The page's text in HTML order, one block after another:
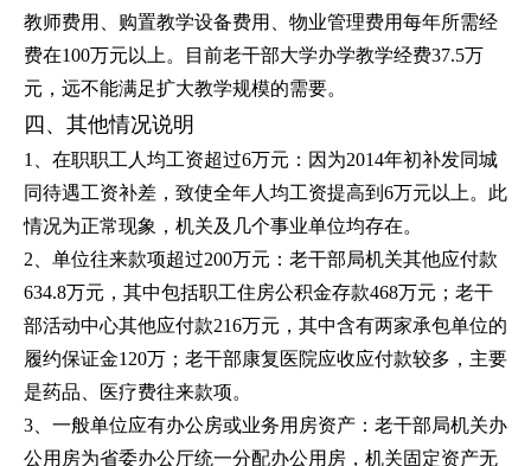
教师费用、购置教学设备费用、物业管理费用每年所需经
费在100万元以上。目前老干部大学办学教学经费37.5万
元，远不能满足扩大教学规模的需要。
四、其他情况说明
1、在职职工人均工资超过6万元：因为2014年初补发同城
同待遇工资补差，致使全年人均工资提高到6万元以上。此
情况为正常现象，机关及几个事业单位均存在。
2、单位往来款项超过200万元：老干部局机关其他应付款
634.8万元，其中包括职工住房公积金存款468万元；老干
部活动中心其他应付款216万元，其中含有两家承包单位的
履约保证金120万；老干部康复医院应收应付款较多，主要
是药品、医疗费往来款项。
3、一般单位应有办公房或业务用房资产：老干部局机关办
公用房为省委办公厅统一分配办公用房，机关固定资产无